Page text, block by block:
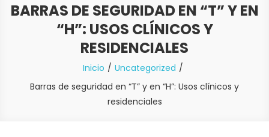
BARRAS DE SEGURIDAD EN “T” Y EN
“H”: USOS CLÍNICOS Y
RESIDENCIALES
Inicio
Uncategorized
Barras de seguridad en “T” y en “H”: Usos clínicos y
residenciales